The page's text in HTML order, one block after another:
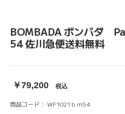
BOMBADA ボンバダ
54 佐川急便送料無料
￥79,200 税込
商品コード： WF1021ｂｍ54